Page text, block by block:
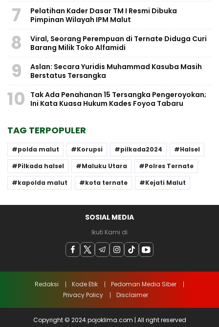
7
Pelatihan Kader Dasar TM I Resmi Dibuka
Pimpinan Wilayah IPM Malut
8
Viral, Seorang Perempuan di Ternate Diduga Curi
Barang Milik Toko Alfamidi
9
Aslan: Secara Yuridis Muhammad Kasuba Masih
Berstatus Tersangka
10
Tak Ada Penahanan 15 Tersangka Pengeroyokan;
Ini Kata Kuasa Hukum Kades Foyoa Tabaru
TAG TERPOPULER
polda malut Korupsi pilkada2024
Halsel
Pilkada halsel
Maluku Utara
Polres Ternate
kapolda malut
kota ternate Kejati Malut
SOSIAL MEDIA
Ikuti Kami di
Redaksi Kode Etik
Pedoman Media Siber
Privacy Policy
Disclaimer
Copyright © 2024 pojoklima.com | All right reserved